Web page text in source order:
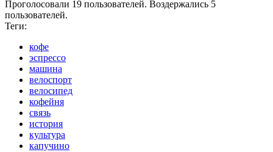
Проголосовали 19 пользователей. Воздержались 5
пользователей.
Теги:
кофе
эспрессо
машина
велоспорт
велосипед
кофейня
связь
история
культура
капучино